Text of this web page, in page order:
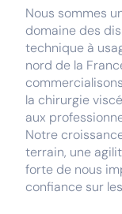
Nous sommes
domaine des
technique à
nord de la
la chirurgie
aux
Notre
terrain, une
forte de nous
confiance sur